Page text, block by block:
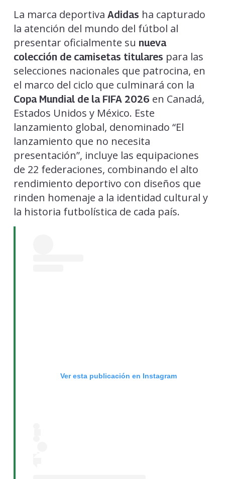
La marca deportiva Adidas ha capturado
la atención del mundo del fútbol al
presentar oficialmente su nueva
colección de camisetas titulares para las
selecciones nacionales que patrocina, en
el marco del ciclo que culminará con la
Copa Mundial de la FIFA 2026 en Canadá,
Estados Unidos y México. Este
lanzamiento global, denominado “El
lanzamiento que no necesita
presentación”, incluye las equipaciones
de 22 federaciones, combinando el alto
rendimiento deportivo con diseños que
rinden homenaje a la identidad cultural y
la historia futbolística de cada país.
Ver esta publicación en Instagram